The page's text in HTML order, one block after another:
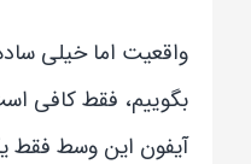
واقعیت اما خیلی
بگوییم، فقط کافی
آیفون این وسط فقط